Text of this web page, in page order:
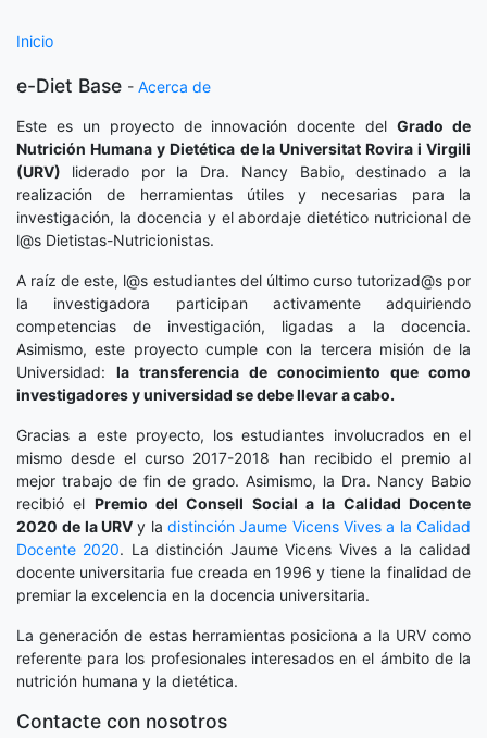
Inicio
e-Diet Base - Acerca de
Este es un proyecto de innovación docente delGrado de
Nutrición Humana y Dietética de la Universitat Rovira i Virgili
(URV) liderado por la Dra. Nancy Babio, destinado a la
realización de herramientas útiles y necesarias para la
investigación, la docencia y el abordaje dietético nutricional de
l@s Dietistas-Nutricionistas.
A raíz de este, l@s estudiantes del último curso tutorizad@s por
la investigadora participan activamente adquiriendo
competencias de investigación, ligadas a la docencia.
Asimismo, este proyecto cumple con la tercera misión de la
Universidad: la transferencia de conocimiento que como
investigadores y universidad se debe llevar a cabo.
Gracias a este proyecto, los estudiantes involucrados en el
mismo desde el curso 2017-2018 han recibido el premio al
mejor trabajo de fin de grado. Asimismo, la Dra. Nancy Babio
recibió el Premio del Consell Social a la Calidad Docente
2020 de la URV y ladistinción Jaume Vicens Vives a la Calidad
Docente 2020. La distinción Jaume Vicens Vives a la calidad
docente universitaria fue creada en 1996 y tiene la finalidad de
premiar la excelencia en la docencia universitaria.
La generación de estas herramientas posiciona a la URV como
referente para los profesionales interesados en el ámbito de la
nutrición humana y la dietética.
Contacte con nosotros